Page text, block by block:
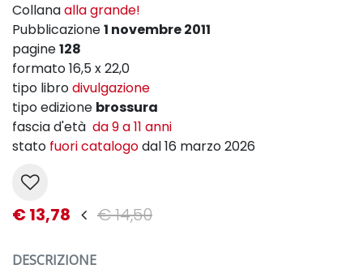
Collanaalla grande!
Pubblicazione1 novembre 2011
pagine128
formato 16,5 x 22,0
tipo librodivulgazione
tipo edizione brossura
fascia d'età da 9 a 11 anni
stato fuori catalogodal 16 marzo 2026
€ 13,78 € 14,50
DESCRIZIONE